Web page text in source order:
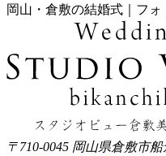
岡山・倉敷の結婚式｜フ
〒710-0045 岡山県倉敷市